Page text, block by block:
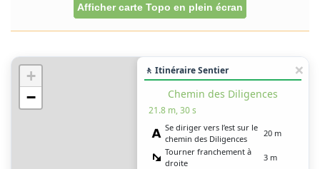
Afficher carte Topo en plein écran
+
−
🚶 Itinéraire Sentier
Chemin des Diligences
21.8 m, 30 s
Se diriger vers l’est sur le
chemin des Diligences
20 m
Tourner franchement à
droite
3 m